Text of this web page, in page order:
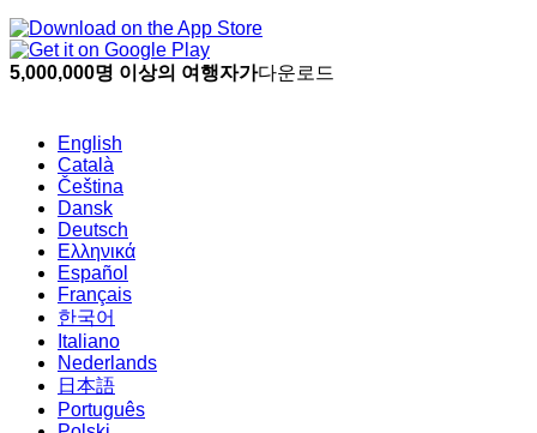
5,000,000명 이상의 여행자가다운로드
English
Català
Čeština
Dansk
Deutsch
Ελληνικά
Español
Français
한국어
Italiano
Nederlands
日本語
Português